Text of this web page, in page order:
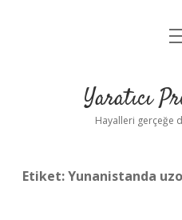
Yasal
Yaratıcı
Hayalleri gerçeğe
Etiket:Yunanistanda